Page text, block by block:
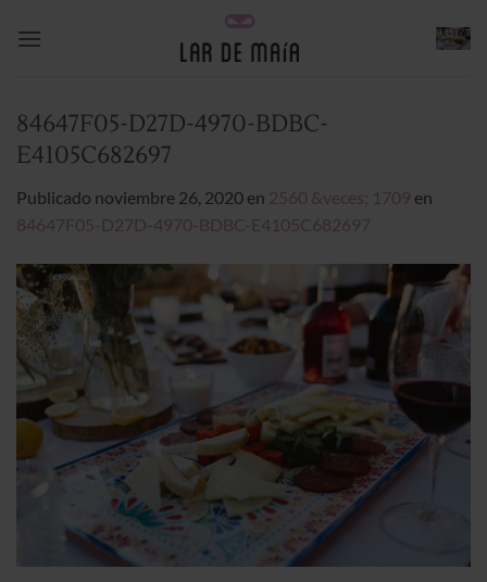
84647F05-D27D-4970-BDBC-
E4105C682697
Publicado noviembre 26, 2020 en 2560 &veces; 1709 en
84647F05-D27D-4970-BDBC-E4105C682697